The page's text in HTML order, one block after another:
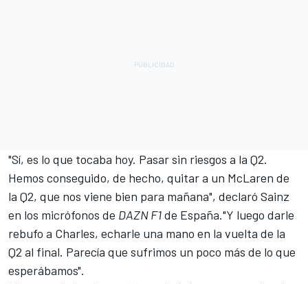
"Sí, es lo que tocaba hoy. Pasar sin riesgos a la Q2.
Hemos conseguido, de hecho, quitar a un McLaren de
la Q2, que nos viene bien para mañana", declaró Sainz
en los micrófonos de DAZN F1de España."Y luego darle
rebufo a Charles, echarle una mano en la vuelta de la
Q2 al final. Parecía que sufrimos un poco más de lo que
esperábamos".